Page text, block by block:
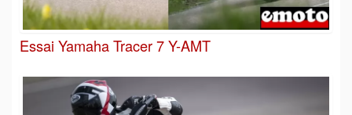
Essai Yamaha Tracer 7 Y-AMT